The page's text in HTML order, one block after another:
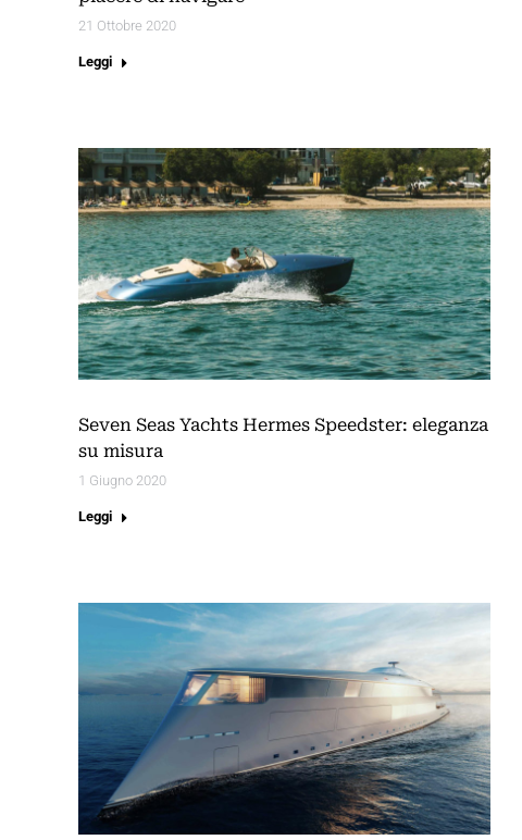
21 Ottobre 2020
Leggi
Seven Seas Yachts Hermes Speedster: eleganza
su misura
1 Giugno 2020
Leggi